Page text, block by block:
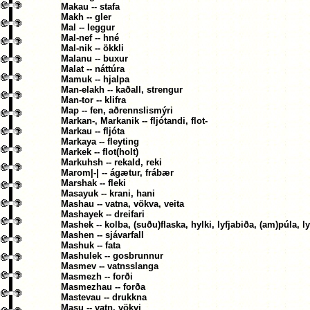
Makau -- stafa
Makh -- gler
Mal -- leggur
Mal-nef -- hné
Mal-nik -- ökkli
Malanu -- buxur
Malat -- náttúra
Mamuk -- hjalpa
Man-elakh -- kaðall, strengur
Man-tor -- klifra
Map -- fen, aðrennslismýri
Markan-, Markanik -- fljótandi, flot-
Markau -- fljóta
Markaya -- fleyting
Markek -- flot(holt)
Markuhsh -- rekald, reki
Marom|-| -- ágætur, frábær
Marshak -- fleki
Masayuk -- krani, hani
Mashau -- vatna, vökva, veita
Mashayek -- dreifari
Mashek -- kolba, (suðu)flaska, hylki, lyfjabiða, (am)púla,
Mashen -- sjávarfall
Mashuk -- fata
Mashulek -- gosbrunnur
Masmev -- vatnsslanga
Masmezh -- forði
Masmezhau -- forða
Mastevau -- drukkna
Masu -- vatn, vökvi